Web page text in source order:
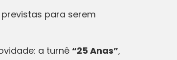
para serem
a turnê “25 Anas”,